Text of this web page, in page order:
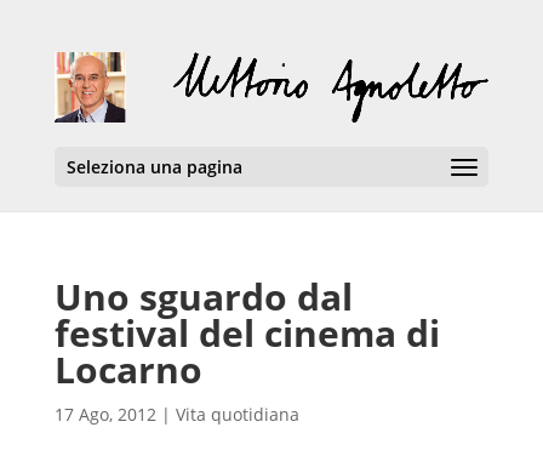
Seleziona una pagina
Uno sguardo dal
festival del cinema di
Locarno
17 Ago, 2012| Vita quotidiana